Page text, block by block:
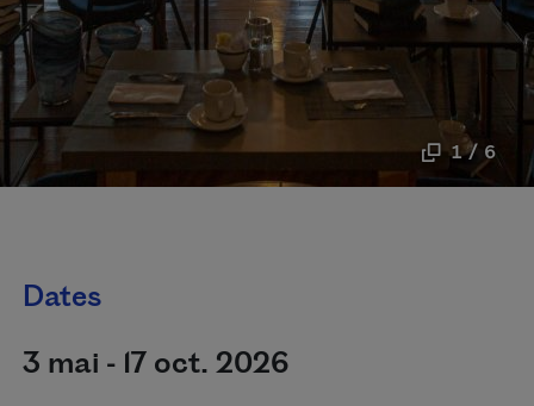
1 / 6
Dates
3 mai - 17 oct. 2026